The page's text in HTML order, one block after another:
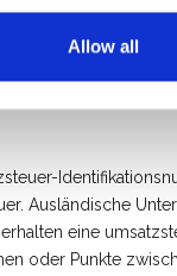
Allow all
können Sie bar
Ausländische
eine
oder Punkte